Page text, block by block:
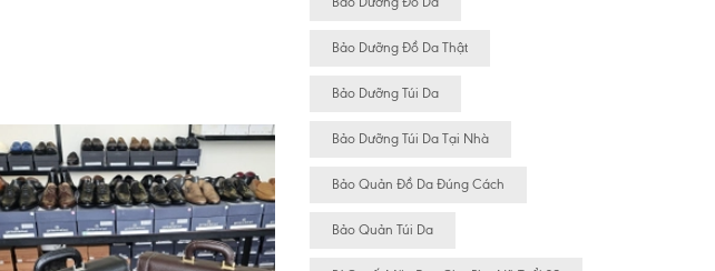
Bảo Dưỡng Đồ Da Thật
Bảo Dưỡng Túi Da
Bảo Dưỡng Túi Da Tại Nhà
Bảo Quản Đồ Da Đúng Cách
Bảo Quản Túi Da